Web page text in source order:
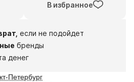
В избранное
если не подойдет
бренды
денег
Петербург